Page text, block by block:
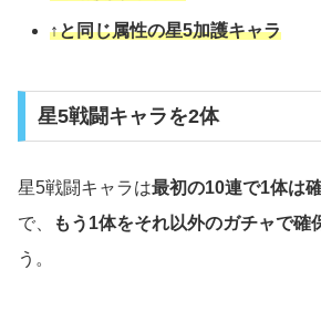
↑と同じ属性の星5加護キャラ
星5戦闘キャラを2体
星5戦闘キャラは最初の10連で1体は
で、
もう1体をそれ以外のガチャで確
う。